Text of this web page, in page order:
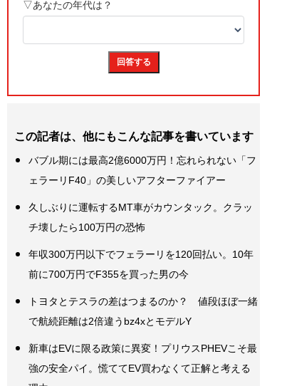
この記者は、他にもこんな記事を書いています
バブル期には最高2億6000万円！忘れられない「フ
ェラーリF40」の美しいアフターファイアー
久しぶりに運転するMT車がカウンタック。クラッ
チ壊したら100万円の恐怖
年収300万円以下でフェラーリを120回払い。10年
前に700万円でF355を買った男の今
トヨタとテスラの差はつまるのか？ 値段ほぼ一緒
で航続距離は2倍違うbz4xとモデルY
新車はEVに限る政策に異変！プリウスPHEVこそ最
強の安全パイ。慌ててEV買わなくて正解と考える